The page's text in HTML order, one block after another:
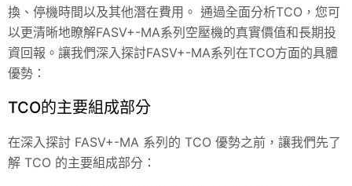
換、停機時間以及其他潛在費用。 通過全面分析TCO，您可
以更清晰地瞭解FASV+-MA系列空壓機的真實價值和長期投
資回報。讓我們深入探討FASV+-MA系列在TCO方面的具體
優勢：
TCO的主要組成部分
在深入探討 FASV+-MA 系列的 TCO 優勢之前，讓我們先了
解 TCO 的主要組成部分：